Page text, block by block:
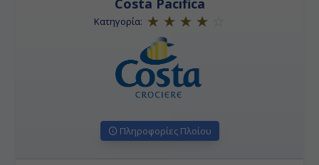
Costa Pacifica
Κατηγορία:
Πληροφορίες Πλοίου